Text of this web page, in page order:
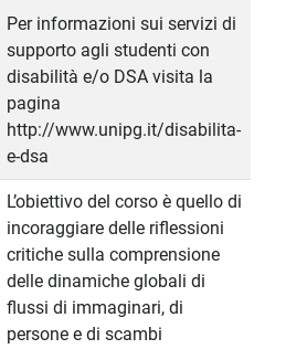
Per informazioni sui servizi di
supporto agli studenti con
disabilità e/o DSA visita la
pagina
http://www.unipg.it/disabilita-
e-dsa
L’obiettivo del corso è quello di
incoraggiare delle riflessioni
critiche sulla comprensione
delle dinamiche globali di
flussi di immaginari, di
persone e di scambi